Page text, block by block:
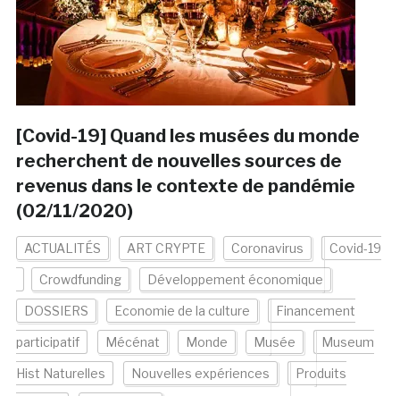
[Covid-19] Quand les musées du monde
recherchent de nouvelles sources de
revenus dans le contexte de pandémie
(02/11/2020)
ACTUALITÉS ART CRYPTE Coronavirus Covid-19
Crowdfunding Développement économique
DOSSIERS Economie de la culture Financement
participatif Mécénat Monde Musée Museum
Hist Naturelles Nouvelles expériences Produits